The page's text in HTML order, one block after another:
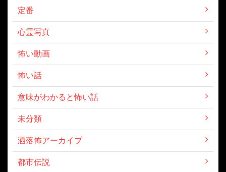
定番
心霊写真
怖い動画
怖い話
意味がわかると怖い話
未分類
洒落怖アーカイブ
都市伝説